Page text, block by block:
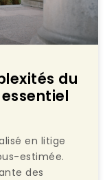
du
en litige
estimée.
des